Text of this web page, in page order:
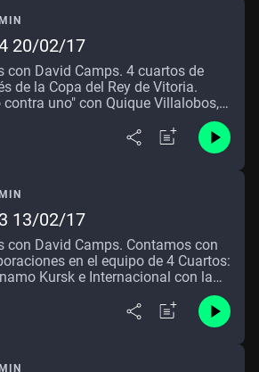
20/02/17
con David Camps. 4 cuartos de
de la Copa del Rey de Vitoria.
uno" con Quique Villalobos,
Doncic, quien nos cuenta qué
un evento como el de la Copa.
13/02/17
con David Camps. Contamos con
en el equipo de 4 Cuartos:
Kursk e Internacional con la
Anna Cruz quien nos acerca el
y habla de cómo vio la Copa de
en Girona; nuestro compañero de
visión del baloncesto.